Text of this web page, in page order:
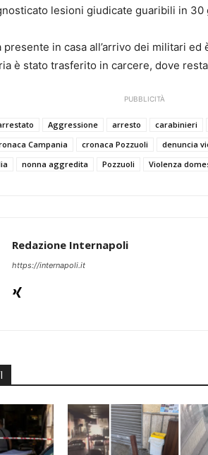
lesioni giudicate guaribili in 30
presente in casa all’arrivo dei militari
è stato trasferito in carcere, dove
PUBBLICITÀ
Aggressione arresto carabinieri
Campania cronaca Pozzuoli
denuncia
nonna aggredita Pozzuoli Violenza
Redazione Internapoli
https://internapoli.it